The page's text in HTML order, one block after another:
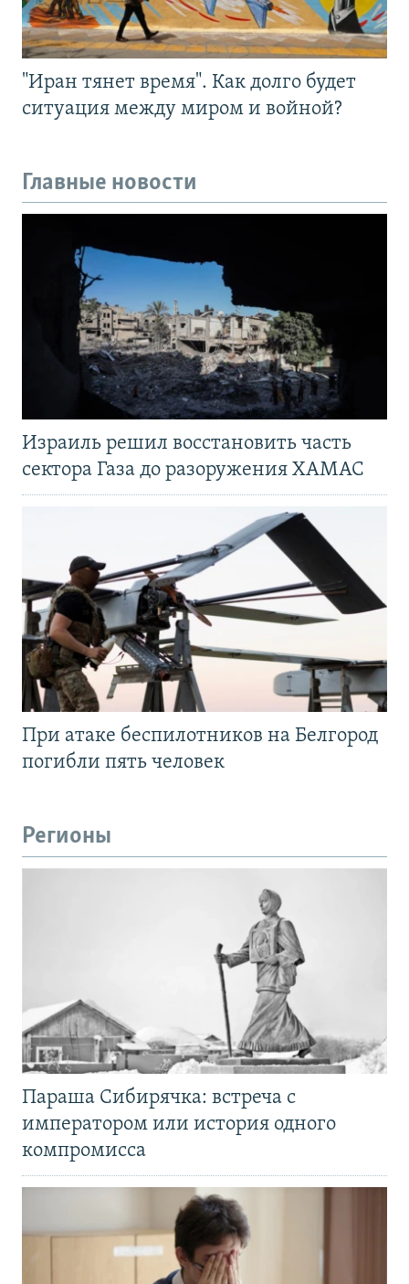
"Иран тянет время". Как долго будет
ситуация между миром и войной?
Главные новости
Израиль решил восстановить часть
сектора Газа до разоружения ХАМАС
При атаке беспилотников на Белгород
погибли пять человек
Регионы
Параша Сибирячка: встреча с
императором или история одного
компромисса